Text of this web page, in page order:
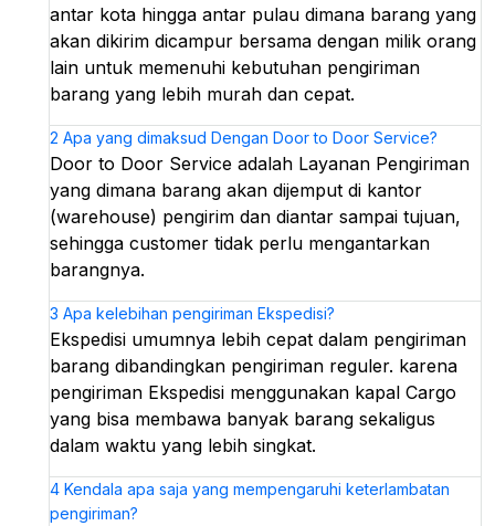
antar kota hingga antar pulau dimana barang yang
akan dikirim dicampur bersama dengan milik orang
lain untuk memenuhi kebutuhan pengiriman
barang yang lebih murah dan cepat.
2 Apa yang dimaksud Dengan Door to Door Service?
Door to Door Service adalah Layanan Pengiriman
yang dimana barang akan dijemput di kantor
(warehouse) pengirim dan diantar sampai tujuan,
sehingga customer tidak perlu mengantarkan
barangnya.
3 Apa kelebihan pengiriman Ekspedisi?
Ekspedisi umumnya lebih cepat dalam pengiriman
barang dibandingkan pengiriman reguler. karena
pengiriman Ekspedisi menggunakan kapal Cargo
yang bisa membawa banyak barang sekaligus
dalam waktu yang lebih singkat.
4 Kendala apa saja yang mempengaruhi keterlambatan
pengiriman?